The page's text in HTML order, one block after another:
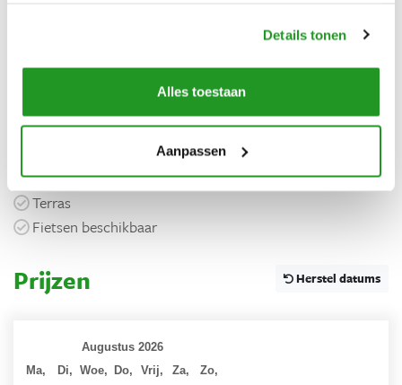
Details tonen
Alles toestaan
Aanpassen
Vrijstaand
Privé parkeerplaats
Buiten
Terras
Fietsen beschikbaar
Prijzen Herstel datums
Augustus 2026
Ma,
Di, Woe, Do, Vrij, Za,
Zo,